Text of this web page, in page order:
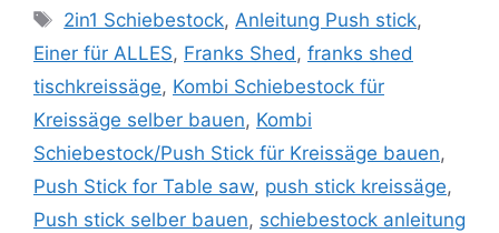
Schlagwörter
2in1 Schiebestock,Anleitung Push stick,
Einer für ALLES, Franks Shed, franks shed
tischkreissäge, Kombi Schiebestock für
Kreissäge selber bauen, Kombi
Schiebestock/Push Stick für Kreissäge bauen,
Push Stick for Table saw, push stick kreissäge,
Push stick selber bauen, schiebestock anleitung